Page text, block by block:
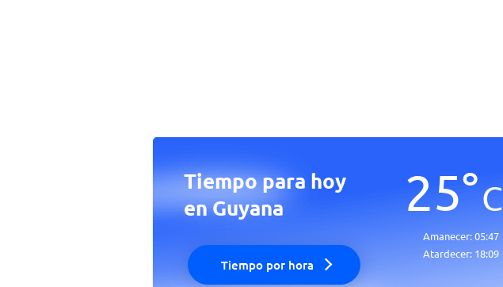
Tiempo para hoy
en Guyana
Tiempo por hora
25°C
Amanecer:05:47
Atardecer: 18:09